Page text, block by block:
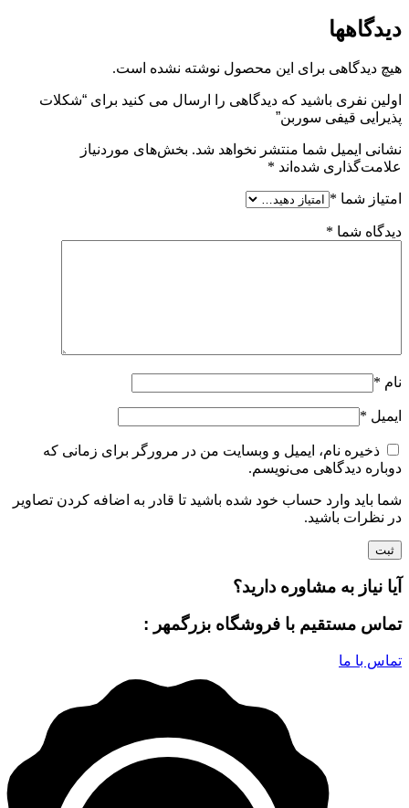
دیدگاهها
هیچ دیدگاهی برای این محصول نوشته نشده است.
اولین نفری باشید که دیدگاهی را ارسال می کنید برای “شکلات
پذیرایی قیفی سوربن”
نشانی ایمیل شما منتشر نخواهد شد. بخش‌های موردنیاز
علامت‌گذاری شده‌اند *
امتیاز شما *
دیدگاه شما *
نام *
ایمیل *
ذخیره نام، ایمیل و وبسایت من در مرورگر برای زمانی که
دوباره دیدگاهی می‌نویسم.
شما باید وارد حساب خود شده باشید تا قادر به اضافه کردن تصاویر
در نظرات باشید.
آیا نیاز به مشاوره دارید؟
تماس مستقیم با فروشگاه بزرگمهر :
تماس با ما